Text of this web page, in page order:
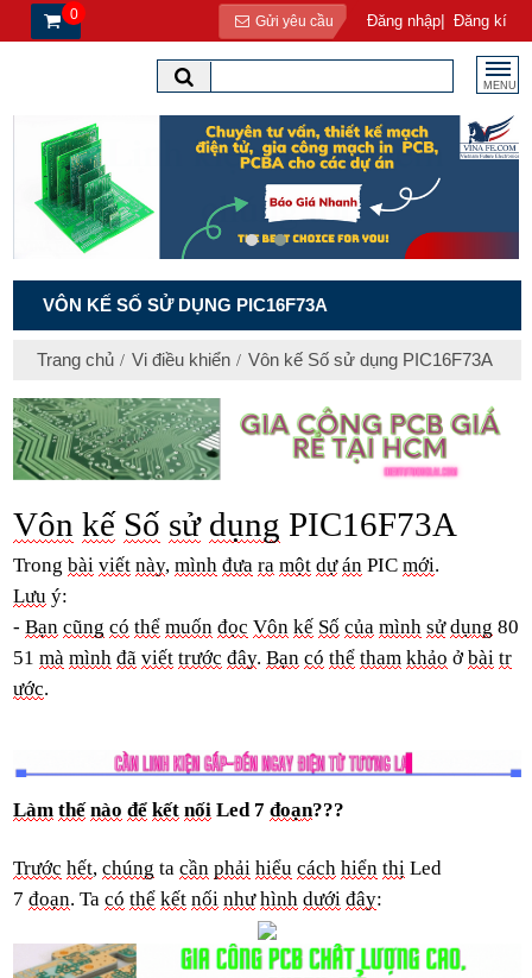
0 Gửi yêu cầu Đăng nhập| Đăng kí
MENU
VÔN KẾ SỐ SỬ DỤNG PIC16F73A
Trang chủ Vi điều khiển Vôn kế Số sử dụng PIC16F73A
Vôn kế Số sử dụng PIC16F73A
Trong bài viết này, mình đưa ra một dự án PIC mới.
Lưu ý:
- Bạn cũng có thể muốn đọc Vôn kế Số của mình sử dụng 80
51 mà mình đã viết trước đây. Bạn có thể tham khảo ởbài tr
ước.
Làm thế nào để kết nối Led 7 đoạn???
Trước hết, chúng ta cần phải hiểu cách hiển thị Led
7 đoạn. Ta có thể kết nối như hình dưới đây: